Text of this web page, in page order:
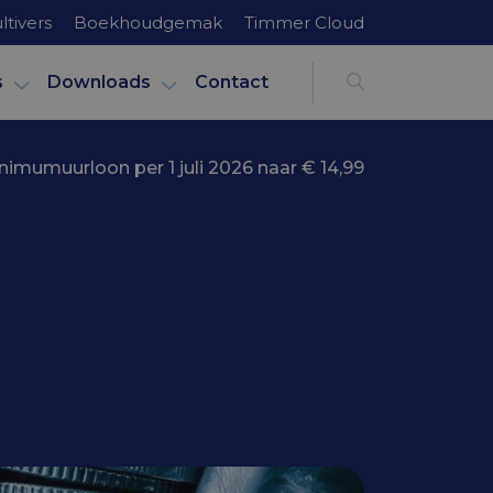
Boekhoudgemak Timmer Cloud
Downloads Contact
per 1 juli 2026 naar € 14,99